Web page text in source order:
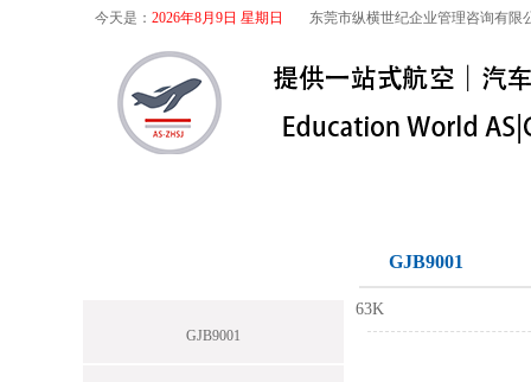
今天是： 2026年8月9日 星期日 东莞市纵横世纪企业管理咨询有限
GJB9001
GJB9001
63K